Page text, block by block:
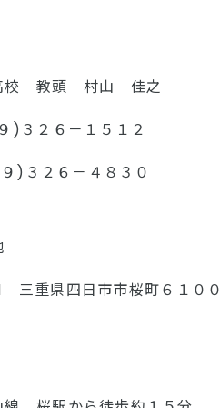
高校 教頭 村山 佳之
)３２６－１５１２
)３２６－４８３０
三重県四日市市桜町６１００